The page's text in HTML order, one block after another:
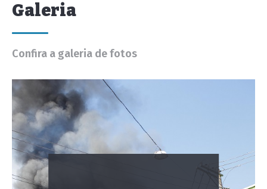
Galeria
Confira a galeria de fotos